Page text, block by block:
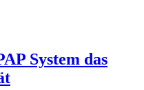
System das